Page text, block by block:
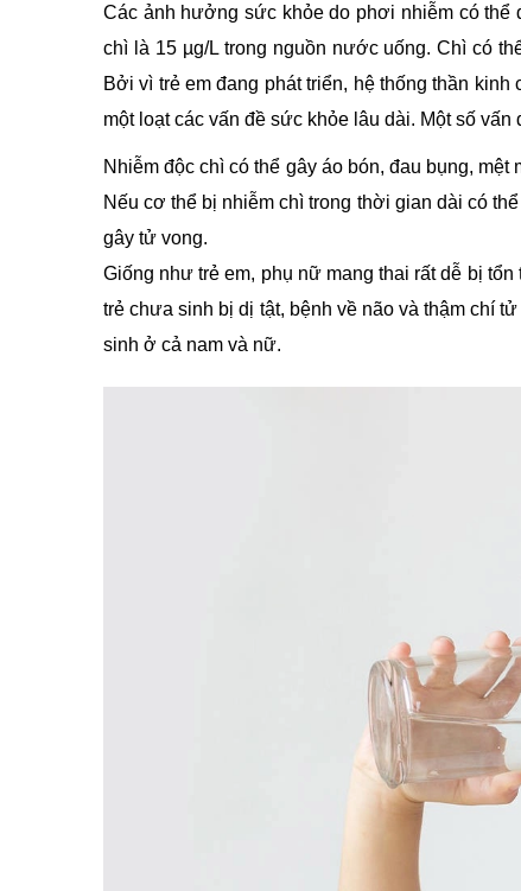
Các ảnh hưởng sức khỏe do phơi nhiễm có thể
chì là 15 µg/L trong nguồn nước uống. Chì có
Bởi vì trẻ em đang phát triển, hệ thống thần
một loạt các vấn đề sức khỏe lâu dài. Một số
Nhiễm độc chì có thể gây áo bón, đau bụng,
Nếu cơ thể bị nhiễm chì trong thời gian dài có
gây tử vong.
Giống như trẻ em, phụ nữ mang thai rất dễ bị
trẻ chưa sinh bị dị tật, bệnh về não và thậm chí
sinh ở cả nam và nữ.